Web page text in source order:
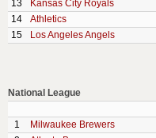
13
Kansas City Royals
14
Athletics
15
Los Angeles Angels
National League
1
Milwaukee Brewers